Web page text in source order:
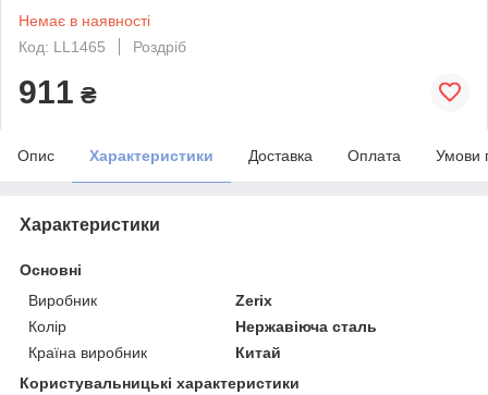
Немає в наявності
Код: LL1465
Роздріб
911 ₴
Опис Характеристики Доставка Оплата Умови
Характеристики
Основні
Виробник
Zerix
Колір
Нержавіюча сталь
Країна виробник
Китай
Користувальницькі характеристики